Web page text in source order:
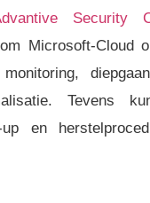
Security
Microsoft-Cloud
Tevens
en